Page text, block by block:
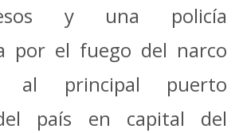
y una policía
por el fuego del narco
al principal puerto
país en capital del